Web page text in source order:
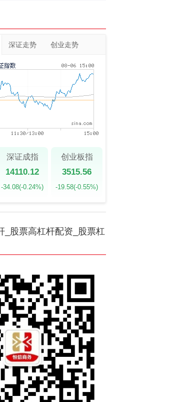
深证走势 创业走势
深证成指
14110.12
-34.08(-0.24%)
创业板指
3515.56
-19.58(-0.55%)
_股票高杠杆配资_股票杠